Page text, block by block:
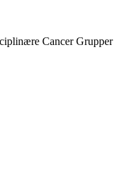
Cancer Grupper